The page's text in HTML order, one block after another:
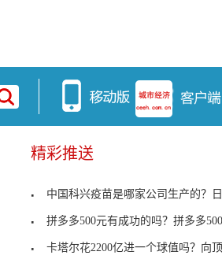
精彩推送
中国科兴疫苗是哪家公司生产的？日本承
拼多多500元有成功的吗？拼多多500现金
卡塔尔花2200亿进一个球值吗？向顶级